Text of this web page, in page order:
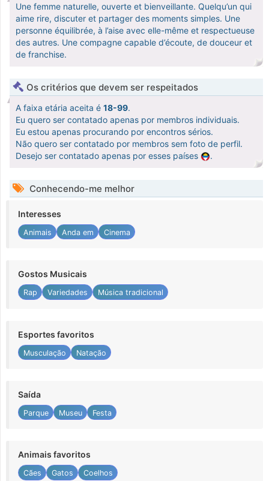
Une femme naturelle, ouverte et bienveillante. Quelqu’un qui
aime rire, discuter et partager des moments simples. Une
personne équilibrée, à l’aise avec elle-même et respectueuse
des autres. Une compagne capable d’écoute, de douceur et
de franchise.
Os critérios que devem ser respeitados
A faixa etária aceita é 18-99.
Eu quero ser contatado apenas por membros individuais.
Eu estou apenas procurando por encontros sérios.
Não quero ser contatado por membros sem foto de perfil.
Desejo ser contatado apenas por esses países
.
Conhecendo-me melhor
Interesses
Animais Anda em Cinema
Gostos Musicais
Rap Variedades Música tradicional
Esportes favoritos
Musculação Natação
Saída
Parque Museu Festa
Animais favoritos
Cães Gatos Coelhos